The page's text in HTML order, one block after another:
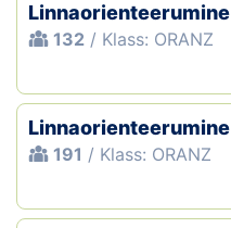
Linnaorienteerumine
132 / Klass: ORANZ
Linnaorienteerumine
191 / Klass: ORANZ